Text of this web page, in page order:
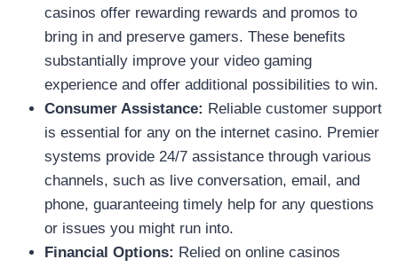
casinos offer rewarding rewards and promos to
bring in and preserve gamers. These benefits
substantially improve your video gaming
experience and offer additional possibilities to win.
Consumer Assistance: Reliable customer support
is essential for any on the internet casino. Premier
systems provide 24/7 assistance through various
channels, such as live conversation, email, and
phone, guaranteeing timely help for any questions
or issues you might run into.
Financial Options: Relied on online casinos